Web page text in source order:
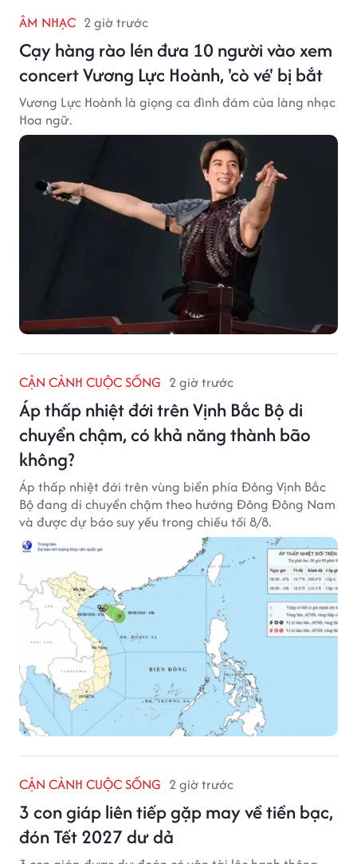
ÂM NHẠC 2 giờ trước
Cạy hàng rào lén đưa 10 người vào xem
concert Vương Lực Hoành, 'cò vé' bị bắt
Vương Lực Hoành là giọng ca đình đám của làng nhạc
Hoa ngữ.
CẬN CẢNH CUỘC SỐNG 2 giờ trước
Áp thấp nhiệt đới trên Vịnh Bắc Bộ di
chuyển chậm, có khả năng thành bão
không?
Áp thấp nhiệt đới trên vùng biển phía Đông Vịnh Bắc
Bộ đang di chuyển chậm theo hướng Đông Đông Nam
và được dự báo suy yếu trong chiều tối 8/8.
CẬN CẢNH CUỘC SỐNG 2 giờ trước
3 con giáp liên tiếp gặp may về tiền bạc,
đón Tết 2027 dư dả